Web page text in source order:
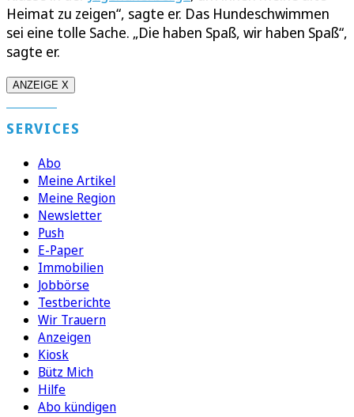
Heimat zu zeigen“, sagte er. Das Hundeschwimmen
sei eine tolle Sache. „Die haben Spaß, wir haben Spaß“,
sagte er.
ANZEIGE X
SERVICES
Abo
Meine Artikel
Meine Region
Newsletter
Push
E-Paper
Immobilien
Jobbörse
Testberichte
Wir Trauern
Anzeigen
Kiosk
Bütz Mich
Hilfe
Abo kündigen